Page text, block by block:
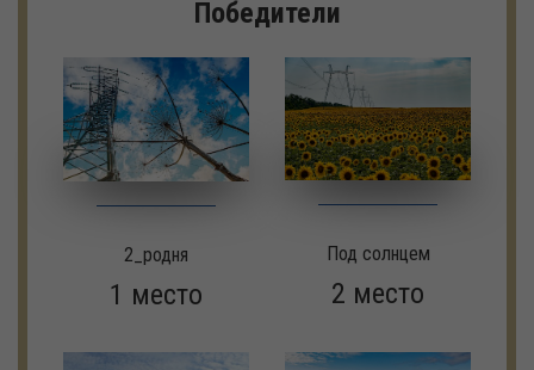
Победители
2_родня
1 место
Под солнцем
2 место